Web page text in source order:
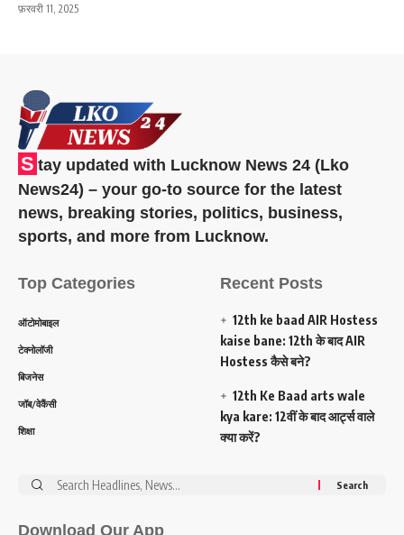
फ़रवरी 11, 2025
S tay updated with Lucknow News 24 (Lko
News24) – your go-to source for the latest
news, breaking stories, politics, business,
sports, and more from Lucknow.
Top Categories
ऑटोमोबाइल
टेक्नोलॉजी
बिजनेस
जॉब/वेकैंसी
शिक्षा
Recent Posts
12th ke baad AIR Hostess
kaise bane: 12th के बाद AIR
Hostess कैसे बने?
12th Ke Baad arts wale
kya kare: 12वीं के बाद आर्ट्स वाले
क्या करें?
Search
Download Our App